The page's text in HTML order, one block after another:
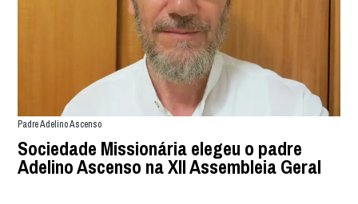
Padre Adelino Ascenso
Sociedade Missionária elegeu o padre
Adelino Ascenso na XII Assembleia Geral